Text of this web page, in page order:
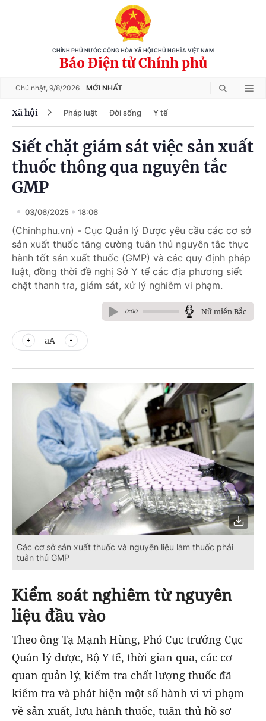
CHÍNH PHỦ NƯỚC CỘNG HÒA XÃ HỘI CHỦ NGHĨA VIỆT NAM
Báo Điện tử Chính phủ
Chủ nhật, 9/8/2026 MỚI NHẤT
Xã hội Pháp luật Đời sống Y tế
Siết chặt giám sát việc sản xuất
thuốc thông qua nguyên tắc
GMP
03/06/2025 18:06
(Chinhphu.vn) - Cục Quản lý Dược yêu cầu các cơ sở
sản xuất thuốc tăng cường tuân thủ nguyên tắc thực
hành tốt sản xuất thuốc (GMP) và các quy định pháp
luật, đồng thời đề nghị Sở Y tế các địa phương siết
chặt thanh tra, giám sát, xử lý nghiêm vi phạm.
0:00 Nữ miền Bắc
aA
Các cơ sở sản xuất thuốc và nguyên liệu làm thuốc phải
tuân thủ GMP
Kiểm soát nghiêm từ nguyên
liệu đầu vào
Theo ông Tạ Mạnh Hùng, Phó Cục trưởng Cục
Quản lý dược, Bộ Y tế, thời gian qua, các cơ
quan quản lý, kiểm tra chất lượng thuốc đã
kiểm tra và phát hiện một số hành vi vi phạm
về sản xuất, lưu hành thuốc, tuân thủ hồ sơ